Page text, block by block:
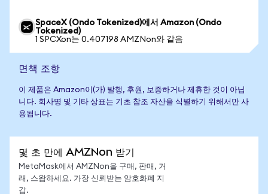
SpaceX (Ondo Tokenized)에서 Amazon (Ondo
Tokenized)
1 SPCXon는 0.407198 AMZNon와 같음
면책 조항
이 제품은 Amazon이(가) 발행, 후원, 보증하거나 제휴한 것이 아닙
니다. 회사명 및 기타 상표는 기초 참조 자산을 식별하기 위해서만 사
용됩니다.
몇 초 만에 AMZNon 받기
MetaMask에서 AMZNon을 구매, 판매, 거
래, 스왑하세요. 가장 신뢰받는 암호화폐 지
갑.